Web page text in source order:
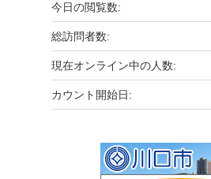
今日の閲覧数:
総訪問者数:
現在オンライン中の人数:
カウント開始日: